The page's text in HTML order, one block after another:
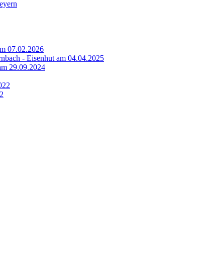
07.02.2026
- Eisenhut am 04.04.2025
29.09.2024